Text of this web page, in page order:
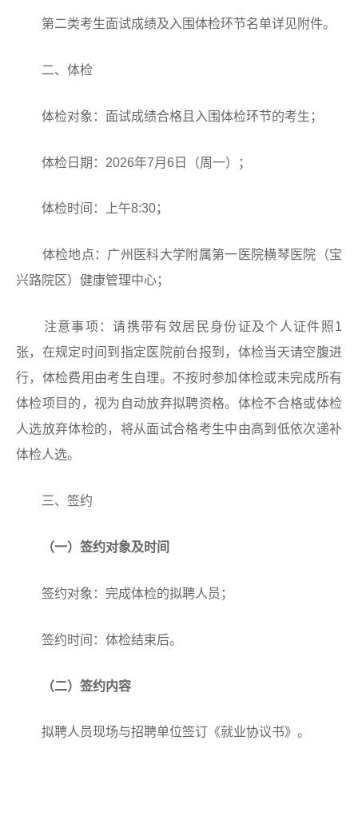
第二类考生面试成绩及入围体检环节名单详见附件。
二、体检
体检对象：面试成绩合格且入围体检环节的考生；
体检日期：2026年7月6日（周一）；
体检时间：上午8:30；
体检地点：广州医科大学附属第一医院横琴医院（宝
兴路院区）健康管理中心；
注意事项：请携带有效居民身份证及个人证件照1
张，在规定时间到指定医院前台报到，体检当天请空腹进
行，体检费用由考生自理。不按时参加体检或未完成所有
体检项目的，视为自动放弃拟聘资格。体检不合格或体检
人选放弃体检的，将从面试合格考生中由高到低依次递补
体检人选。
三、签约
（一）签约对象及时间
签约对象：完成体检的拟聘人员；
签约时间：体检结束后。
（二）签约内容
拟聘人员现场与招聘单位签订《就业协议书》。